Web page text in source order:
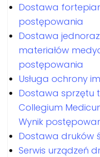
Dostawa
postępowania
Dostawa
materiałów
postępowania
Usługa ochrony
Dostawa sprzętu
Collegium
Wynik
Dostawa druków
Serwis urządzeń